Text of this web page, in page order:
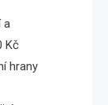
a
Kč
hrany